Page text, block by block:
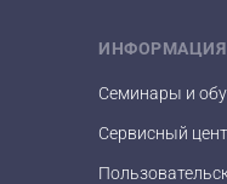
ИНФОРМАЦИЯ
Семинары и
Сервисный